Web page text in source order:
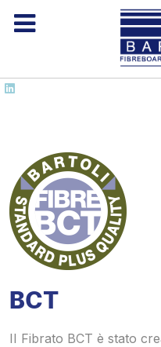
BCT
II Fibrato BCT è stato